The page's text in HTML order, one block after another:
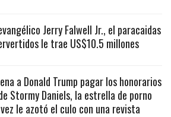
Jerry Falwell Jr., el paracaidas
le trae US$10.5 millones
a Donald Trump pagar los honorarios
Stormy Daniels, la estrella de porno
le azotó el culo con una revista